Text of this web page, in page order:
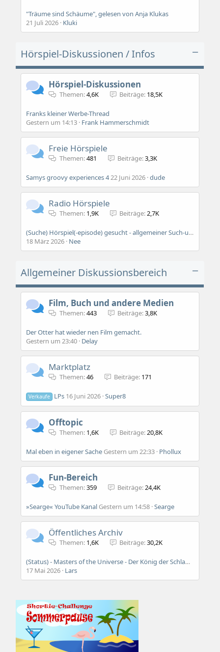
"Träume sind Schäume", gelesen von Anja Klukas
21 Juli 2026 Kluki
Hörspiel-Diskussionen / Infos
Hörspiel-Diskussionen
Themen 4,6K Beiträge 18,5K
Franks kleiner Werbe-Thread
Gestern um 14:13 Frank Hammerschmidt
Freie Hörspiele
Themen 481 Beiträge 3,3K
Samys groovy experiences 422 Juni 2026 dude
Radio Hörspiele
Themen 1,9K Beiträge 2,7K
(Suche) Hörspiel(-episode) gesucht - allgemeiner Such-und-finde-faden
18 März 2026 Nee
Allgemeiner Diskussionsbereich
Film, Buch und andere Medien
Themen 443 Beiträge 3,8K
Der Otter hat wieder nen Film gemacht.
Gestern um 23:40 Delay
Marktplatz
Themen 46 Beiträge 171
Verkaufe LPs 16 Juni 2026 Super8
Offtopic
Themen 1,6K Beiträge 20,8K
Mal eben in eigener Sache Gestern um 22:33 Phollux
Fun-Bereich
Themen 359 Beiträge 24,4K
»Searge« YouTube Kanal Gestern um 14:58 Searge
Öffentliches Archiv
Themen 1,6K Beiträge 30,2K
(Status) - Masters of the Universe - Der König der Schlangenmenschen
17 Mai 2026 Lars